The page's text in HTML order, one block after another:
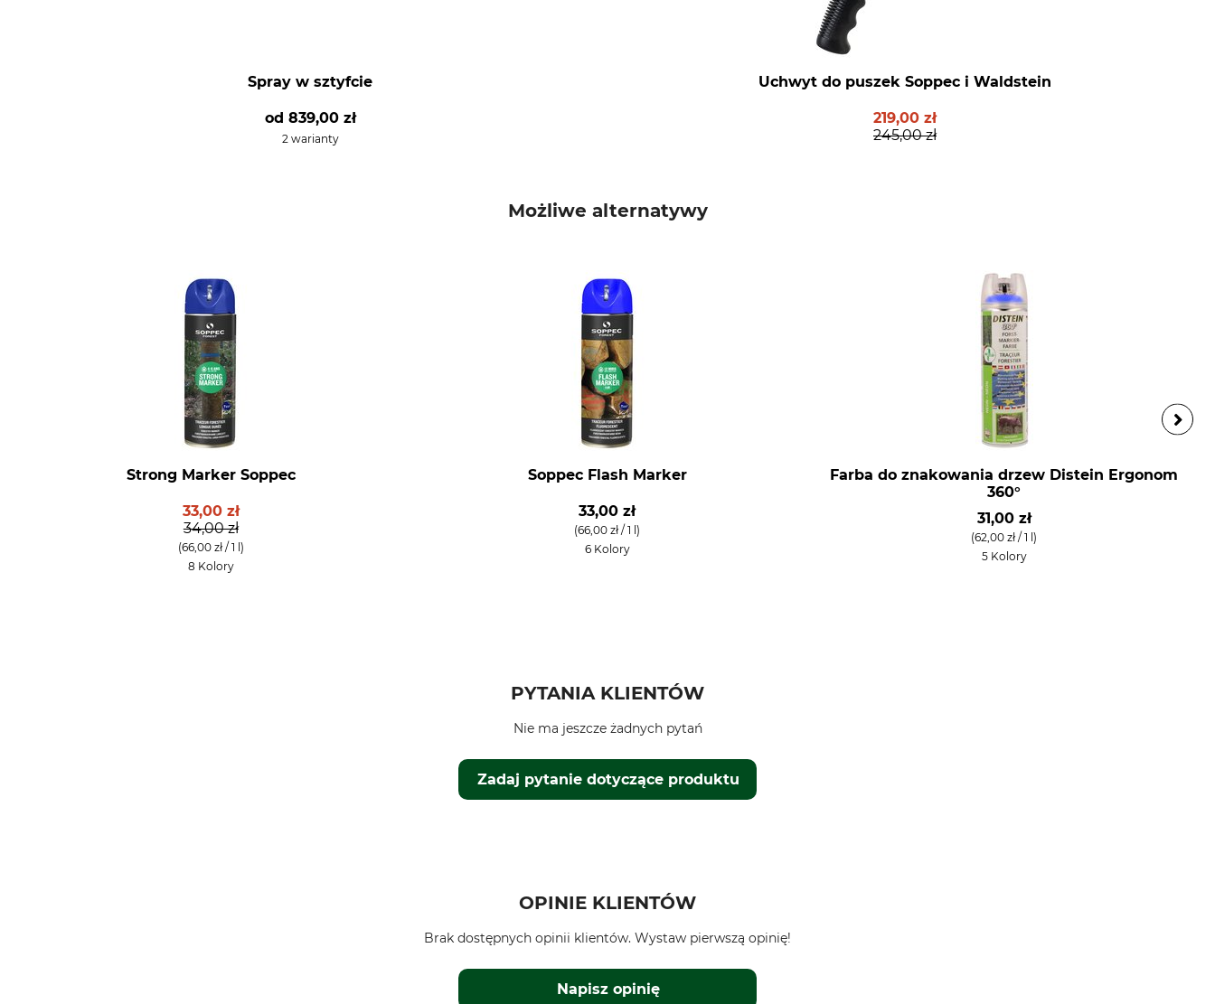
Spray w sztyfcie
od 839,00 zł
2 warianty
Uchwyt do puszek Soppec i Waldstein
219,00 zł
245,00 zł
Możliwe alternatywy
Strong Marker Soppec
33,00 zł
34,00 zł
(66,00 zł / 1 l)
8 Kolory
Soppec Flash Marker
33,00 zł
(66,00 zł / 1 l)
6 Kolory
Farba do znakowania drzew Distein Ergonom
360°
31,00 zł
(62,00 zł / 1 l)
5 Kolory
PYTANIA KLIENTÓW
Zadaj pytanie dotyczące produktu
Nie ma jeszcze żadnych pytań
OPINIE KLIENTÓW
Brak dostępnych opinii klientów. Wystaw pierwszą opinię!
Napisz opinię